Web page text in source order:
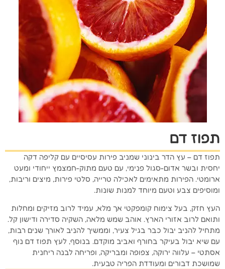
תפוז דם
תפוז דם – עץ הדר בינוני שמניב פירות עסיסיים עם קליפה דקה
יחסית ובשר אדום-סגול פנימי, עם טעם מתוק-חמצמץ ייחודי ומעט
ארומטי. הפירות מתאימים לאכילה טרייה, סלטי פירות, מיצים וריבות,
ומוסיפים צבע וטעם מיוחד למנות שונות.
העץ חזק, בעל צימוח קומפקטי אך מלא, עמיד לרוב מזיקים ומחלות
ותואם לרוב אזורי הארץ. אוהב שמש מלאה, השקיה סדירה ודישון קל.
מתחיל להניב יבול כבר בגיל צעיר, וממשיך להניב לאורך שנים רבות,
עם שיא יבול בעיקר בחורף ואביב מוקדם. בנוסף, לעץ תפוז דם נוף
אסתטי – עלווה ירוקה, צפופה ומבריקה, ופריחה לבנה ריחנית
שמושכת דבורים ומעודדת הפריה טבעית.